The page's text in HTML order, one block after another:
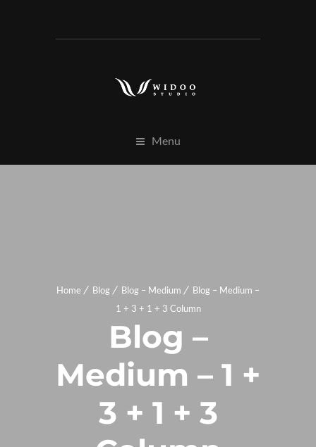
Menu
Home Blog Blog – Medium
Blog – Medium –
1 + 3 + 1 + 3 Column
Blog –
Medium – 1 +
3 + 1 + 3